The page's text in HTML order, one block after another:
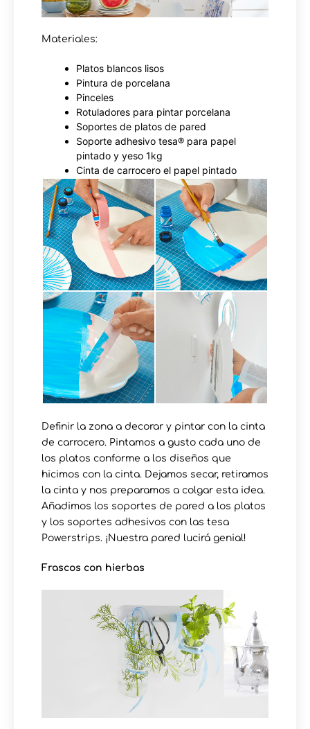
Materiales:
Platos blancos lisos
Pintura de porcelana
Pinceles
Rotuladores para pintar porcelana
Soportes de platos de pared
Soporte adhesivo tesa® para papel
pintado y yeso 1kg
Cinta de carrocero el papel pintado
Definir la zona a decorar y pintar con la cinta
de carrocero. Pintamos a gusto cada uno de
los platos conforme a los diseños que
hicimos con la cinta. Dejamos secar, retiramos
la cinta y nos preparamos a colgar esta idea.
Añadimos los soportes de pared a los platos
y los soportes adhesivos con las tesa
Powerstrips. ¡Nuestra pared lucirá genial!
Frascos con hierbas